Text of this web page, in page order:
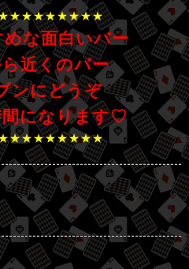
な面白いバー
近くのバー
ンにどうぞ
間になります♡